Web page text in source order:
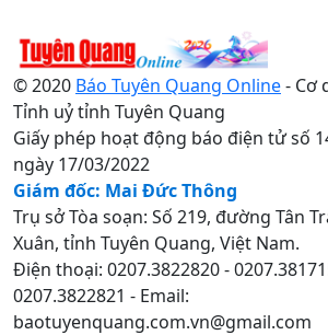
© 2020 Báo Tuyên Quang Online- Cơ
Tỉnh uỷ tỉnh Tuyên Quang
Giấy phép hoạt động báo điện tử số
ngày 17/03/2022
Giám đốc: Mai Đức Thông
Trụ sở Tòa soạn: Số 219, đường Tân
Xuân, tỉnh Tuyên Quang, Việt Nam.
Điện thoại: 0207.3822820 -
0207.3822821 - Email:
baotuyenquang.com.vn@gmail.com